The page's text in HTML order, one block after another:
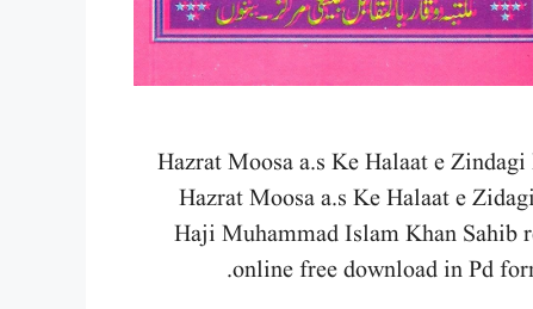
Hazrat Moosa a.s Ke Halaat e Zindagi
Hazrat Moosa a.s Ke Halaat e
Haji Muhammad Islam Khan Sahib
online free download in Pd